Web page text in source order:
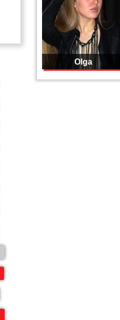
Olga